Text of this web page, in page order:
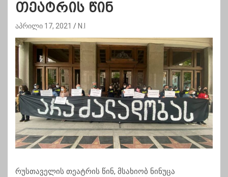
თეატრის წინ
აპრილი 17, 2021 N.I
რუსთაველის თეატრის წინ, მსახიობ ნინუცა